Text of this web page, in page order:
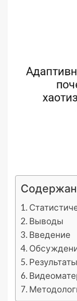
Выводы
Введение
Результаты